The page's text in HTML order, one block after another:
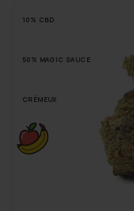
10% CBD
50% MAGIC SAUCE
CRÉMEUX